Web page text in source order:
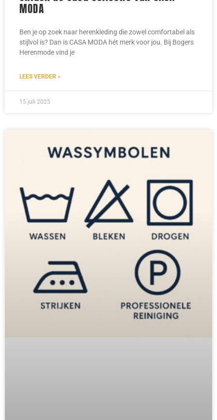
MODA
Ben je op zoek naar herenkleding die zowel comfortabel als
stijlvol is? Dan is CASA MODA hét merk voor jou. Bij Bogers
Herenmode vind je
LEES VERDER »
15 juli 2025